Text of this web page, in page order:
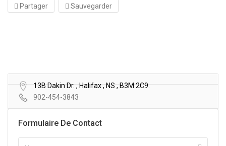
Partager Sauvegarder
13B Dakin Dr. , Halifax , NS , B3M 2C9.
902-454-3843
Formulaire De Contact